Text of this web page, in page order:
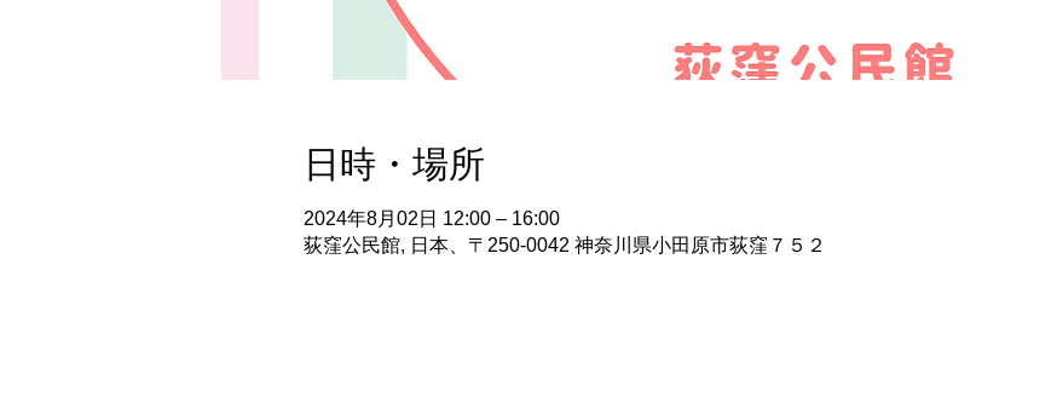
日時・場所
2024年8月02日 12:00 – 16:00
荻窪公民館, 日本、〒250-0042 神奈川県小田原市荻窪７５２